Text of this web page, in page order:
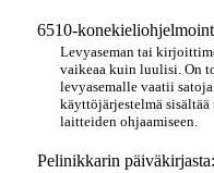
6510-
Levyaseman tai
vaikeaa kuin luulisi. On
levyasemalle vaatii
käyttöjärjestelmä
laitteiden ohjaamiseen.
Pelinikkarin